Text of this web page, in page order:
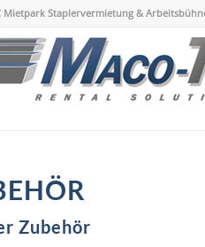
Mietpark Staplervermietung &
Zubehör